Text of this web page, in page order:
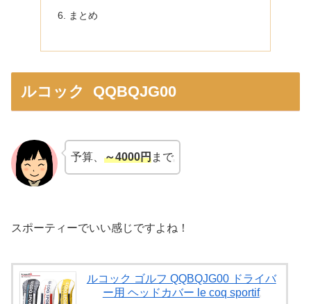
まとめ
ルコック QQBQJG00
予算、 ～4000円まで
スポーティーでいい感じですよね！
ルコック ゴルフ QQBQJG00 ドライバ
ー用 ヘッドカバー le coq sportif